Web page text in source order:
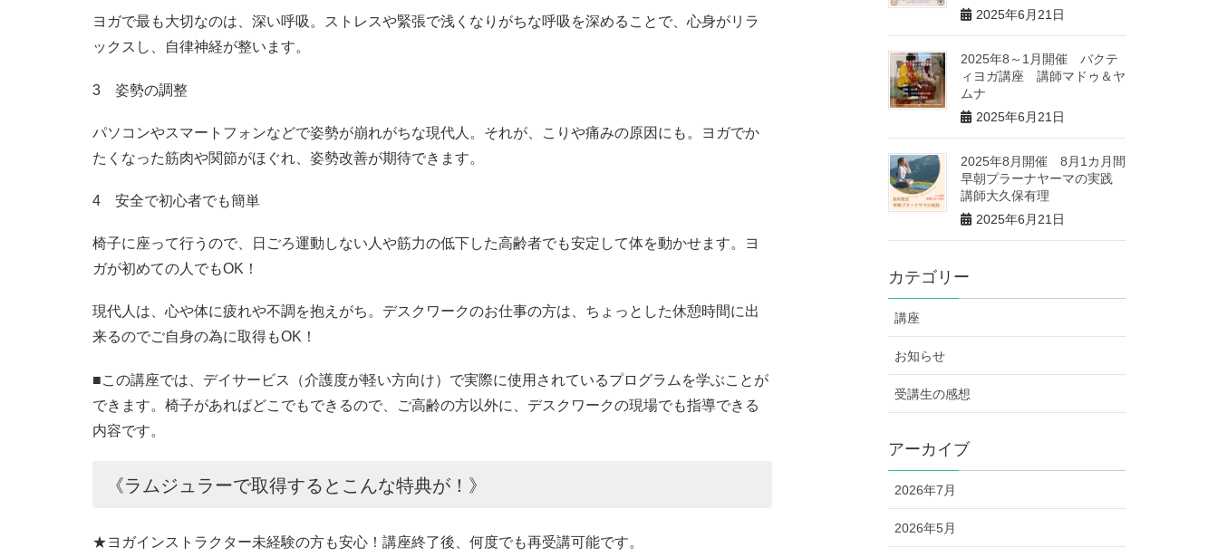
ヨガで最も大切なのは、深い呼吸。ストレスや緊張で浅くなりがちな呼吸を深めることで、心身がリラ
ックスし、自律神経が整います。
3 姿勢の調整
パソコンやスマートフォンなどで姿勢が崩れがちな現代人。それが、こりや痛みの原因にも。ヨガでか
たくなった筋肉や関節がほぐれ、姿勢改善が期待できます。
4 安全で初心者でも簡単
椅子に座って行うので、日ごろ運動しない人や筋力の低下した高齢者でも安定して体を動かせます。ヨ
ガが初めての人でもOK！
現代人は、心や体に疲れや不調を抱えがち。デスクワークのお仕事の方は、ちょっとした休憩時間に出
来るのでご自身の為に取得もOK！
■この講座では、デイサービス（介護度が軽い方向け）で実際に使用されているプログラムを学ぶことが
できます。椅子があればどこでもできるので、ご高齢の方以外に、デスクワークの現場でも指導できる
内容です。
《ラムジュラーで取得するとこんな特典が！》
★ヨガインストラクター未経験の方も安心！講座終了後、何度でも再受講可能です。
2025年6月21日
2025年8～1月開催 バクテ
ィヨガ講座 講師マドゥ＆ヤ
ムナ
2025年6月21日
2025年8月開催 8月1カ月間
早朝プラーナヤーマの実践
講師大久保有理
2025年6月21日
カテゴリー
講座
お知らせ
受講生の感想
アーカイブ
2026年7月
2026年5月